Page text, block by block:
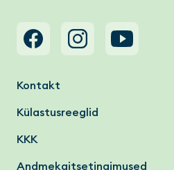
Footer menu
Kontakt
Külastusreeglid
KKK
Andmekaitsetingimused